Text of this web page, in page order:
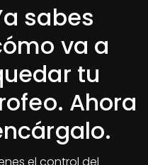
sabes
va a
tu
Ahora
el control del